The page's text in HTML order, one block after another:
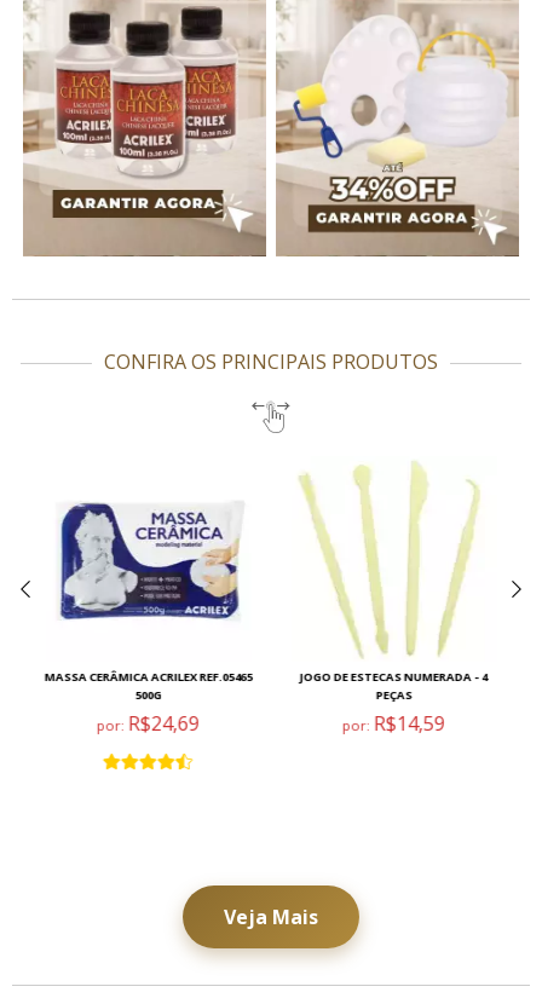
CONFIRA OS PRINCIPAIS PRODUTOS
MASSA CERÂMICA ACRILEX REF.05465
500G
por: R$24,69
JOGO DE ESTECAS NUMERADA - 4
PEÇAS
por: R$14,59
Veja Mais